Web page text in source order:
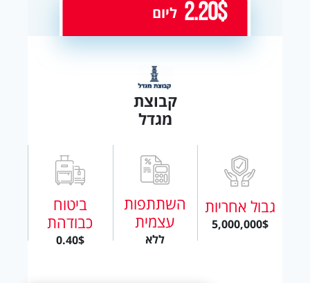
קבוצת
מגדל
גבול אחריות
5,000,000$
השתתפות
עצמית
ללא
ביטוח
כבודהת
0.40$
2.20$ ליום